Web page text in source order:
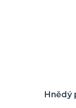
Hnědý